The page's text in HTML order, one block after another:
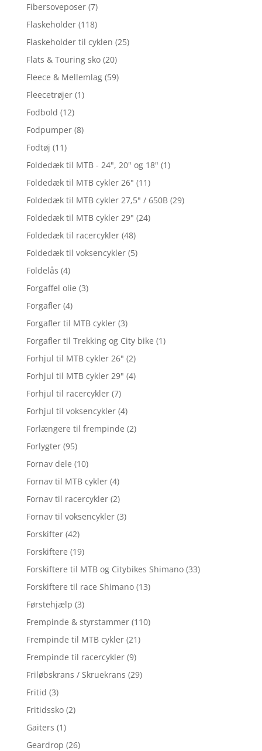
Fibersoveposer (7)
Flaskeholder (118)
Flaskeholder til cyklen (25)
Flats & Touring sko (20)
Fleece & Mellemlag (59)
Fleecetrøjer (1)
Fodbold (12)
Fodpumper (8)
Fodtøj (11)
Foldedæk til MTB - 24", 20" og 18" (1)
Foldedæk til MTB cykler 26" (11)
Foldedæk til MTB cykler 27,5" / 650B (29)
Foldedæk til MTB cykler 29" (24)
Foldedæk til racercykler (48)
Foldedæk til voksencykler (5)
Foldelås (4)
Forgaffel olie (3)
Forgafler (4)
Forgafler til MTB cykler (3)
Forgafler til Trekking og City bike (1)
Forhjul til MTB cykler 26" (2)
Forhjul til MTB cykler 29" (4)
Forhjul til racercykler (7)
Forhjul til voksencykler (4)
Forlængere til frempinde (2)
Forlygter (95)
Fornav dele (10)
Fornav til MTB cykler (4)
Fornav til racercykler (2)
Fornav til voksencykler (3)
Forskifter (42)
Forskiftere (19)
Forskiftere til MTB og Citybikes Shimano (33)
Forskiftere til race Shimano (13)
Førstehjælp (3)
Frempinde & styrstammer (110)
Frempinde til MTB cykler (21)
Frempinde til racercykler (9)
Friløbskrans / Skruekrans (29)
Fritid (3)
Fritidssko (2)
Gaiters (1)
Geardrop (26)